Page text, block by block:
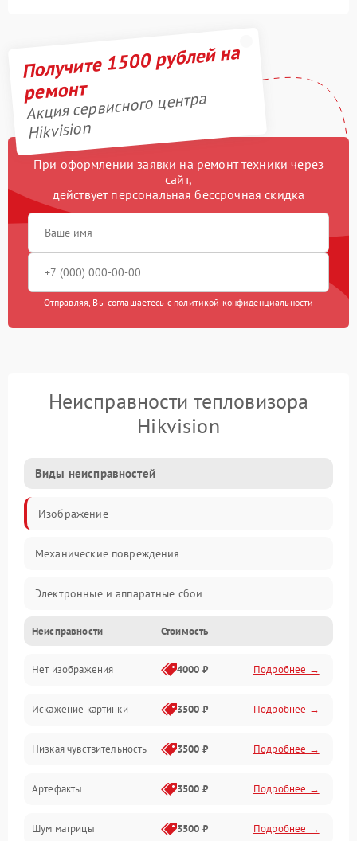
Получите 1500 рублей на
ремонт
Акция сервисного центра
Hikvision
При оформлении заявки на ремонт техники через
сайт,
действует персональная бессрочная скидка
Отправляя, Вы соглашаетесь с политикой конфиденциальности
Неисправности тепловизора
Hikvision
Виды неисправностей
Изображение
Механические повреждения
Электронные и аппаратные сбои
Неисправности сенсора и оптики
Программные ошибки
Электропитание
Измерения
Матрица
Проблемы питания
Неисправности Стоимость
Нет изображения 4000 ₽ Подробнее →
Искажение картинки 3500 ₽ Подробнее →
Низкая чувствительность 3500 ₽ Подробнее →
Артефакты 3500 ₽ Подробнее →
Шум матрицы 3500 ₽ Подробнее →